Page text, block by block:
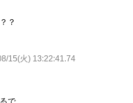
？
15(火) 13:22:41.74
で